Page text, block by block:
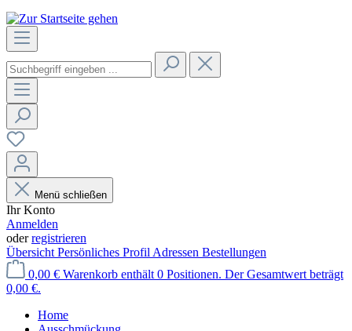
Menü schließen
Ihr Konto
Anmelden
oderregistrieren
Übersicht Persönliches Profil Adressen Bestellungen
0,00 € Warenkorb enthält 0 Positionen. Der Gesamtwert beträgt
0,00 €.
Home